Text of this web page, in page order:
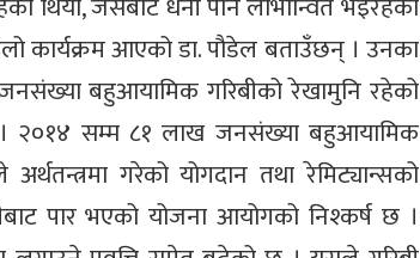
कार्यक्रम आएको डा. पौडेल बताउँछन् । उनका
बहुआयामिक गरिबीको रेखामुनि रहेको
२०१४ सम्म ८१ लाख जनसंख्या बहुआयामिक
गरेको योगदान तथा रेमिट्यान्सको
पार भएको योजना आयोगको निश्कर्ष छ ।